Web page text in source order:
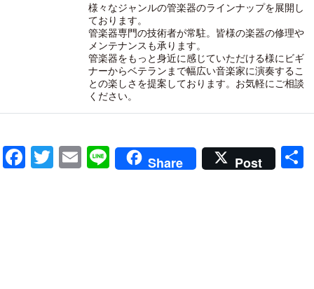
様々なジャンルの管楽器のラインナップを展開し
ております。
管楽器専門の技術者が常駐。皆様の楽器の修理や
メンテナンスも承ります。
管楽器をもっと身近に感じていただける様にビギ
ナーからベテランまで幅広い音楽家に演奏するこ
との楽しさを提案しております。お気軽にご相談
ください。
Facebook
Twitter
Email
LineShare Post